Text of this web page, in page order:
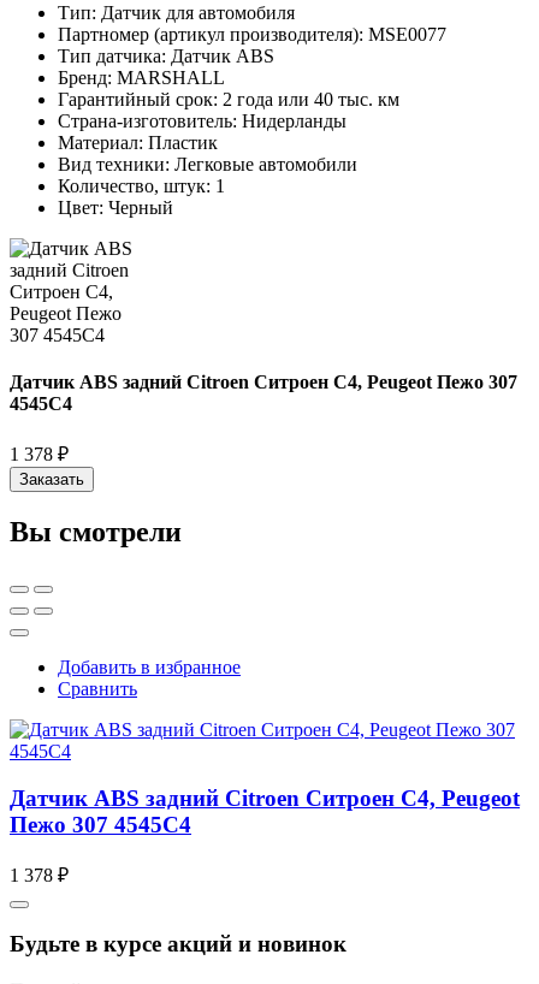
Тип: Датчик для автомобиля
Партномер (артикул производителя): MSE0077
Тип датчика: Датчик ABS
Бренд: MARSHALL
Гарантийный срок: 2 года или 40 тыс. км
Страна-изготовитель: Нидерланды
Материал: Пластик
Вид техники: Легковые автомобили
Количество, штук: 1
Цвет: Черный
Датчик ABS задний Citroen Ситроен C4, Peugeot Пежо 307
4545C4
1 378 ₽
Заказать
Вы смотрели
Добавить в избранное
Сравнить
Датчик ABS задний Citroen Ситроен C4, Peugeot
Пежо 307 4545C4
1 378 ₽
Будьте в курсе акций и новинок